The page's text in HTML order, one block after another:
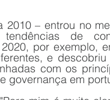
2010 – entrou no
tendências de
por exemplo,
e descobriu
com os
governança em